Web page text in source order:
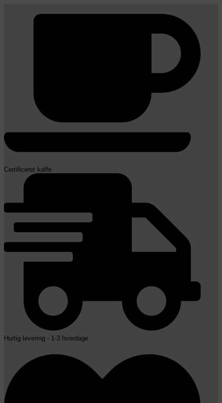
Certificeret kaffe
Hurtig levering - 1-3 hverdage